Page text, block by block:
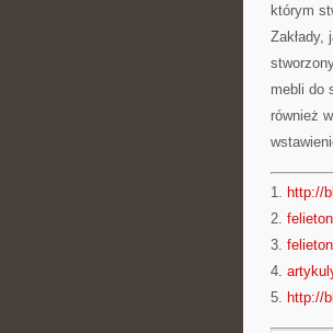
którym
Zakłady,
mebli do
również
1. http://
2.
3.
4.
5. http://